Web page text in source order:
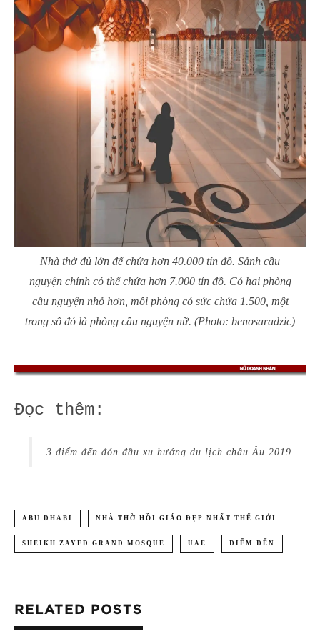
Nhà thờ đủ lớn để chứa hơn 40.000 tín đồ. Sảnh cầu
nguyện chính có thể chứa hơn 7.000 tín đồ. Có hai phòng
cầu nguyện nhỏ hơn, mỗi phòng có sức chứa 1.500, một
trong số đó là phòng cầu nguyện nữ. (Photo: benosaradzic)
Đọc thêm:
3 điểm đến đón đầu xu hướng du lịch châu Âu 2019
ABU DHABI NHÀ THỜ HỒI GIÁO ĐẸP NHẤT THẾ GIỚI
SHEIKH ZAYED GRAND MOSQUE UAE ĐIỂM ĐẾN
RELATED POSTS